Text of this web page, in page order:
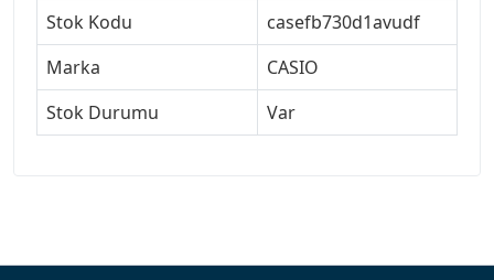
Stok Kodu
casefb730d1avudf
Marka
CASIO
Stok Durumu
Var